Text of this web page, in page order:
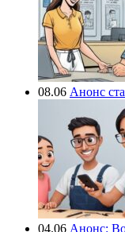
08.06 Анонс
04.06 Анонс: